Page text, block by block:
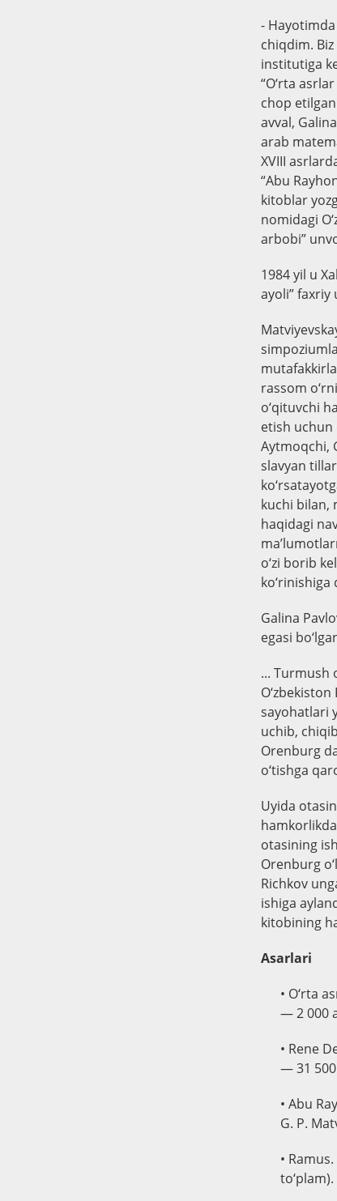
-
chiqdim.
institutiga
“O‘rta
chop
avval,
arab
XVIII
“Abu
kitoblar
nomidagi
arbobi”
1984 yil u
ayoli” faxriy
rassom
o‘qituvchi
etish uchun
Aytmoqchi,
slavyan
kuchi bilan,
haqidagi
o‘zi borib
Galina
egasi
... Turmush
sayohatlari
uchib,
Orenburg
o‘tishga
Uyida
otasining
Orenburg
Richkov
ishiga
kitobining
Asarlari
• O‘rta
— 2 000
• Rene
— 31
• Abu
G. P.
•